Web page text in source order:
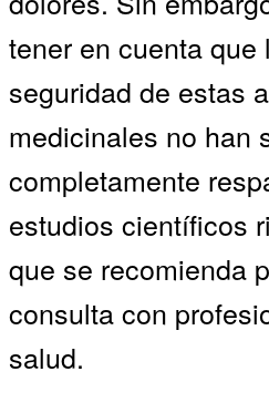
tener en cuenta que
seguridad de estas
medicinales no han
completamente
estudios científicos
que se recomienda
consulta con
salud.